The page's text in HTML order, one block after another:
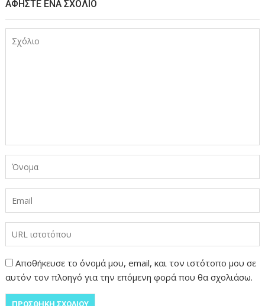
ΑΦΉΣΤΕ ΈΝΑ ΣΧΌΛΙΟ
Αποθήκευσε το όνομά μου, email, και τον ιστότοπο μου σε
αυτόν τον πλοηγό για την επόμενη φορά που θα σχολιάσω.